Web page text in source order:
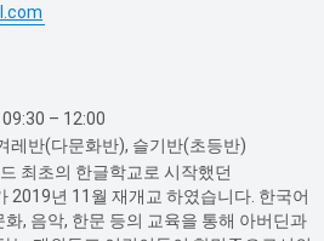
– 12:00
레반(다문화반), 슬기반(초등반)
최초의 한글학교로 시작했던
2019년 11월 재개교 하였습니다. 한국어
화, 음악, 한문 등의 교육을 통해 아버딘과